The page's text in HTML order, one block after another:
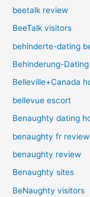
beetalk review
BeeTalk visitors
behinderte-dating
Behinderung-
Belleville+Canada
bellevue escort
Benaughty dating
benaughty fr review
benaughty review
Benaughty sites
BeNaughty visitors